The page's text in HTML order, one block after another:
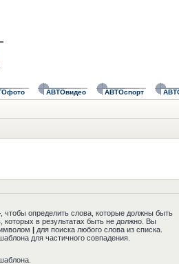
АВТОвидео АВТОспорт
, чтобы определить слова, которые должны быть
которых в результатах быть не должно. Вы
| для поиска любого слова из списка.
для частичного совпадения.